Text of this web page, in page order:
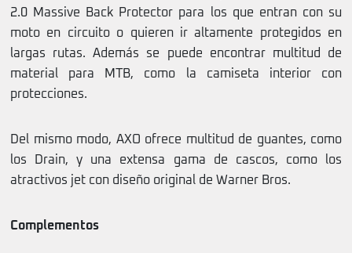
2.0 Massive Back Protector para los que entran con su
moto en circuito o quieren ir altamente protegidos en
largas rutas. Además se puede encontrar multitud de
material para MTB, como la camiseta interior con
protecciones.
Del mismo modo, AXO ofrece multitud de guantes, como
los Drain, y una extensa gama de cascos, como los
atractivos jet con diseño original de Warner Bros.
Complementos